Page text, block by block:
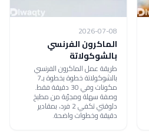
2026-07-08
الماكرون الفرنسي
بالشوكولاتة
طريقة عمل الماكرون الفرنسي
بالشوكولاتة خطوة بخطوة بـ7
مكونات وفي 30 دقيقة فقط.
وصفة سهلة ومجرّبة من مطبخ
دلوقتي تكفي 2 فرد، بمقادير
دقيقة وخطوات واضحة.